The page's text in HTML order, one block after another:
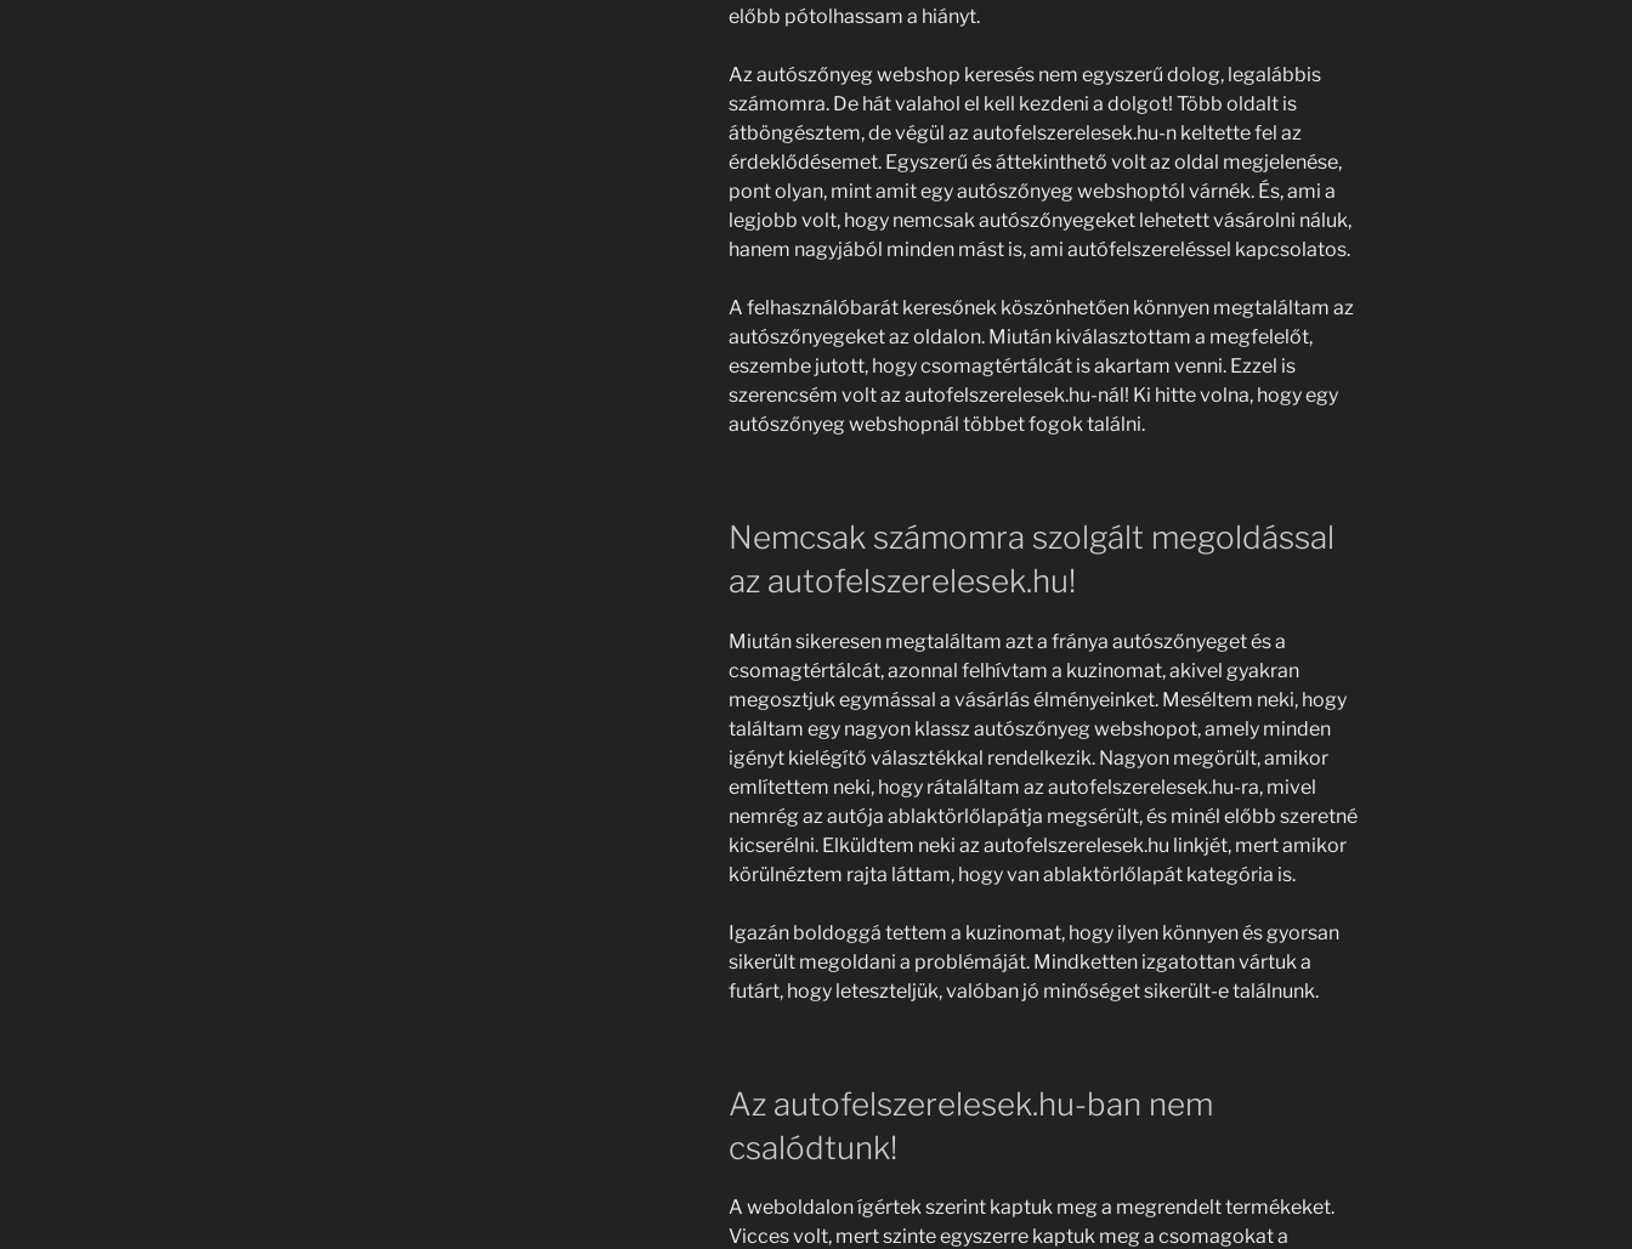
előbb pótolhassam a hiányt.
Az autószőnyeg webshop keresés nem egyszerű dolog, legalábbis
számomra. De hát valahol el kell kezdeni a dolgot! Több oldalt is
átböngésztem, de végül az autofelszerelesek.hu-n keltette fel az
érdeklődésemet. Egyszerű és áttekinthető volt az oldal megjelenése,
pont olyan, mint amit egy autószőnyeg webshoptól várnék. És, ami a
legjobb volt, hogy nemcsak autószőnyegeket lehetett vásárolni náluk,
hanem nagyjából minden mást is, ami autófelszereléssel kapcsolatos.
A felhasználóbarát keresőnek köszönhetően könnyen megtaláltam az
autószőnyegeket az oldalon. Miután kiválasztottam a megfelelőt,
eszembe jutott, hogy csomagtértálcát is akartam venni. Ezzel is
szerencsém volt az autofelszerelesek.hu-nál! Ki hitte volna, hogy egy
autószőnyeg webshopnál többet fogok találni.
Nemcsak számomra szolgált megoldással
az autofelszerelesek.hu!
Miután sikeresen megtaláltam azt a fránya autószőnyeget és a
csomagtértálcát, azonnal felhívtam a kuzinomat, akivel gyakran
megosztjuk egymással a vásárlás élményeinket. Meséltem neki, hogy
találtam egy nagyon klassz autószőnyeg webshopot, amely minden
igényt kielégítő választékkal rendelkezik. Nagyon megörült, amikor
említettem neki, hogy rátaláltam az autofelszerelesek.hu-ra, mivel
nemrég az autója ablaktörlőlapátja megsérült, és minél előbb szeretné
kicserélni. Elküldtem neki az autofelszerelesek.hu linkjét, mert amikor
körülnéztem rajta láttam, hogy van ablaktörlőlapát kategória is.
Igazán boldoggá tettem a kuzinomat, hogy ilyen könnyen és gyorsan
sikerült megoldani a problémáját. Mindketten izgatottan vártuk a
futárt, hogy leteszteljük, valóban jó minőséget sikerült-e találnunk.
Az autofelszerelesek.hu-ban nem
csalódtunk!
A weboldalon ígértek szerint kaptuk meg a megrendelt termékeket.
Vicces volt, mert szinte egyszerre kaptuk meg a csomagokat a